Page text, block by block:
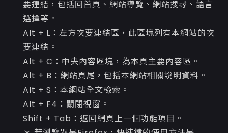
要連結，包括回首頁、網站導覽、網站搜尋、語言
選擇等。
Alt + L：左方次要連結區，此區塊列有本網站的次
要連結。
Alt + C：中央內容區塊，為本頁主要內容區。
Alt + B：網站頁尾，包括本網站相關說明資料。
Alt + S：本網站全文檢索。
Alt + F4：關閉視窗。
Shift + Tab：返回網頁上一個功能項目。